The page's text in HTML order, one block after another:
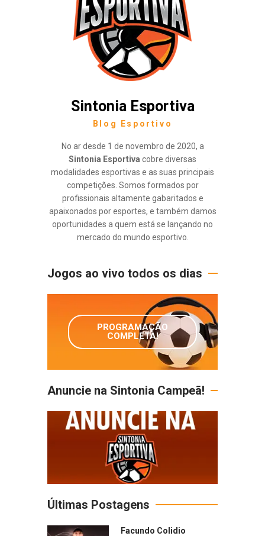
Sintonia Esportiva
Blog Esportivo
No ar desde 1 de novembro de 2020, a
Sintonia Esportiva cobre diversas
modalidades esportivas e as suas principais
competições. Somos formados por
profissionais altamente gabaritados e
apaixonados por esportes, e também damos
oportunidades a quem está se lançando no
mercado do mundo esportivo.
Jogos ao vivo todos os dias
PROGRAMAÇÃO
COMPLETA!
Anuncie na Sintonia Campeã!
Últimas Postagens
Facundo Colidio